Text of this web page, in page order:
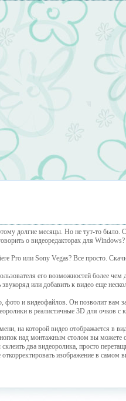
долгие месяцы. Но не тут-то было.
о видеоредакторах для
Pro или Sony Vegas? Все просто.
его возможностей более чем
или добавить к видео еще
фото и видеофайлов. Он позволит вам
в реалистичные 3D для очков с
на которой видео отображается в
над монтажным столом вы можете
два видеоролика, просто
изображение в самом